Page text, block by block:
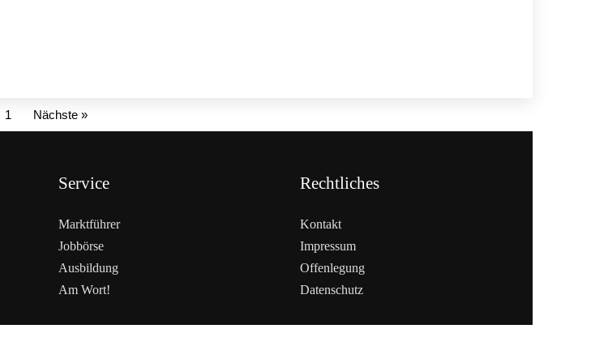
1 Nächste »
Service
Marktführer
Jobbörse
Ausbildung
Am Wort!
Rechtliches
Kontakt
Impressum
Offenlegung
Datenschutz